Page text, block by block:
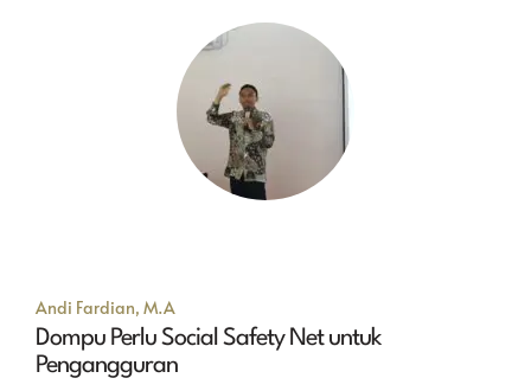
Andi Fardian, M.A
Dompu Perlu Social Safety Net untuk
Pengangguran